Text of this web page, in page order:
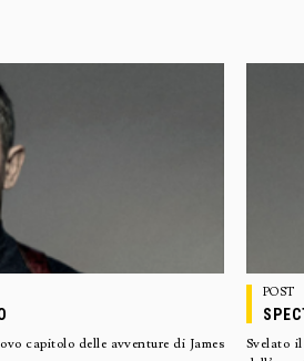
capitolo delle avventure di James
POST
Svelato